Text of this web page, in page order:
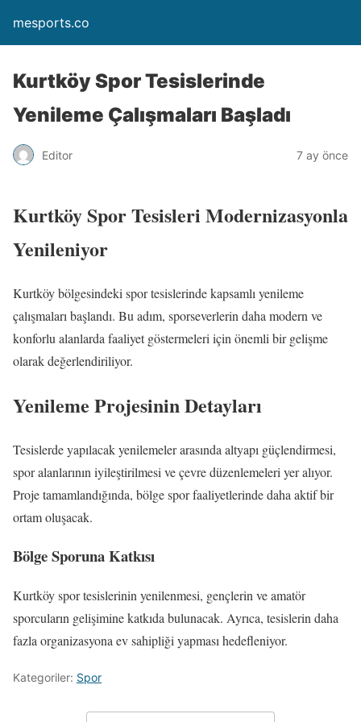
mesports.co
Kurtköy Spor Tesislerinde
Yenileme Çalışmaları Başladı
Editor 7 ay önce
Kurtköy Spor Tesisleri Modernizasyonla
Yenileniyor
Kurtköy bölgesindeki spor tesislerinde kapsamlı yenileme
çalışmaları başlandı. Bu adım, sporseverlerin daha modern ve
konforlu alanlarda faaliyet göstermeleri için önemli bir gelişme
olarak değerlendiriliyor.
Yenileme Projesinin Detayları
Tesislerde yapılacak yenilemeler arasında altyapı güçlendirmesi,
spor alanlarının iyileştirilmesi ve çevre düzenlemeleri yer alıyor.
Proje tamamlandığında, bölge spor faaliyetlerinde daha aktif bir
ortam oluşacak.
Bölge Sporuna Katkısı
Kurtköy spor tesislerinin yenilenmesi, gençlerin ve amatör
sporcuların gelişimine katkıda bulunacak. Ayrıca, tesislerin daha
fazla organizasyona ev sahipliği yapması hedefleniyor.
Kategoriler: Spor